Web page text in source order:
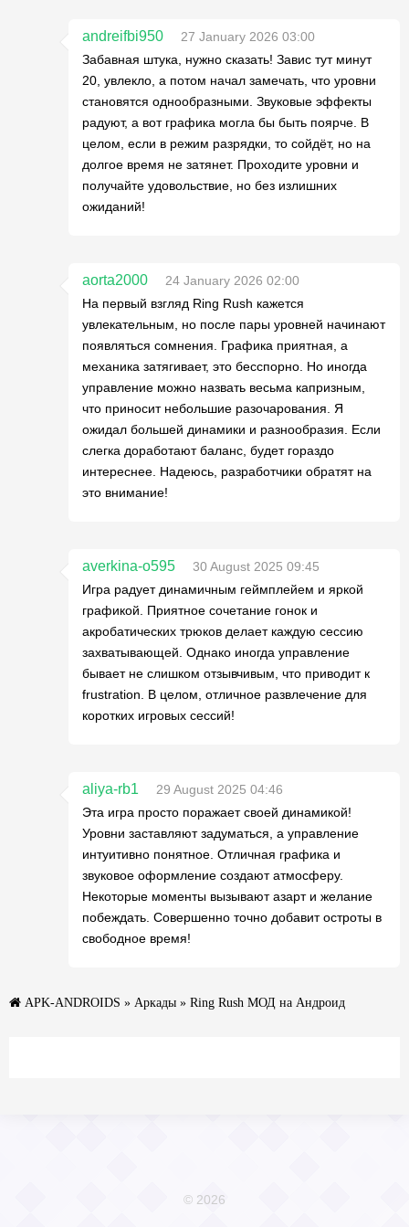
andreifbi950
27 January 2026 03:00
Забавная штука, нужно сказать! Завис тут минут
20, увлекло, а потом начал замечать, что уровни
становятся однообразными. Звуковые эффекты
радуют, а вот графика могла бы быть поярче. В
целом, если в режим разрядки, то сойдёт, но на
долгое время не затянет. Проходите уровни и
получайте удовольствие, но без излишних
ожиданий!
aorta2000
24 January 2026 02:00
На первый взгляд Ring Rush кажется
увлекательным, но после пары уровней начинают
появляться сомнения. Графика приятная, а
механика затягивает, это бесспорно. Но иногда
управление можно назвать весьма капризным,
что приносит небольшие разочарования. Я
ожидал большей динамики и разнообразия. Если
слегка доработают баланс, будет гораздо
интереснее. Надеюсь, разработчики обратят на
это внимание!
averkina-o595
30 August 2025 09:45
Игра радует динамичным геймплейем и яркой
графикой. Приятное сочетание гонок и
акробатических трюков делает каждую сессию
захватывающей. Однако иногда управление
бывает не слишком отзывчивым, что приводит к
frustration. В целом, отличное развлечение для
коротких игровых сессий!
aliya-rb1
29 August 2025 04:46
Эта игра просто поражает своей динамикой!
Уровни заставляют задуматься, а управление
интуитивно понятное. Отличная графика и
звуковое оформление создают атмосферу.
Некоторые моменты вызывают азарт и желание
побеждать. Совершенно точно добавит остроты в
свободное время!
APK-ANDROIDS » Аркады » Ring Rush МОД на Андроид
© 2026